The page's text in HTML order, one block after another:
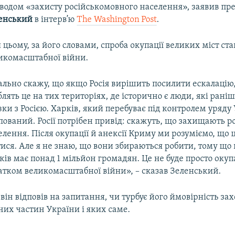
«захисту російськомовного населення», заявив
в інтерв’юThe Washington Post.
за його словами, спроба окупації великих міст
війни.
скажу, що якщо Росія вирішить посилити
це на тих територіях, де історично є люди, які
з Росією. Харків, який перебуває під контролем
Росії потрібен привід: скажуть, що захищають
Після окупації й анексії Криму ми розуміємо,
Але я не знаю, що вони збираються робити, тому що
має понад 1 мільйон громадян. Це не буде просто
великомасштабної війни», – сказав Зеленський.
відповів на запитання, чи турбує його ймовірність
частин України і яких саме.